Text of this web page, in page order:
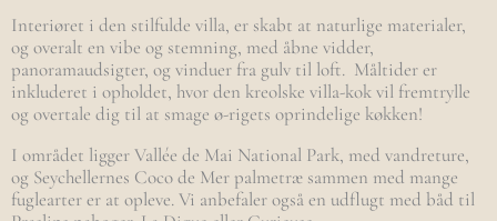
Interiøret i den stilfulde villa, er skabt at naturlige materialer,
og overalt en vibe og stemning, med åbne vidder,
panoramaudsigter, og vinduer fra gulv til loft. Måltider er
inkluderet i opholdet, hvor den kreolske villa-kok vil fremtrylle
og overtale dig til at smage ø-rigets oprindelige køkken!
I området ligger Vallée de Mai National Park, med vandreture,
og Seychellernes Coco de Mer palmetræ sammen med mange
fuglearter er at opleve. Vi anbefaler også en udflugt med båd til ​​